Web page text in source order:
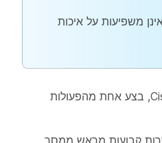
משפיעות על איכות
באפליקציית Cisco Headsets, בצע אחת מהפעולות
קבועות מראש ממסך